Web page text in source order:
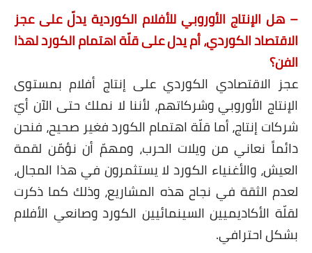
– هل الإنتاج الأوروبي للأفلام الكوردية يدلّ على عجز
الاقتصاد الكوردي، أم يدل على قلّة اهتمام الكورد لهذا
الفن؟
عجز الاقتصادي الكوردي على إنتاج أفلام بمستوى
الإنتاج الأوروبي وشركاتهم، لأننا لا نملك حتى الآن أيّ
شركات إنتاج، أما قلّة اهتمام الكورد فغير صحيح، فنحن
دائماً نعاني من ويلات الحرب، ومهمّ أن نؤمّن لقمة
العيش، والأغنياء الكورد لا يستثمرون في هذا المجال،
لعدم الثقة في نجاح هذه المشاريع، وذلك كما ذكرت
لقلّة الأكاديميين السينمائيين الكورد وصانعي الأفلام
بشكل احترافي.